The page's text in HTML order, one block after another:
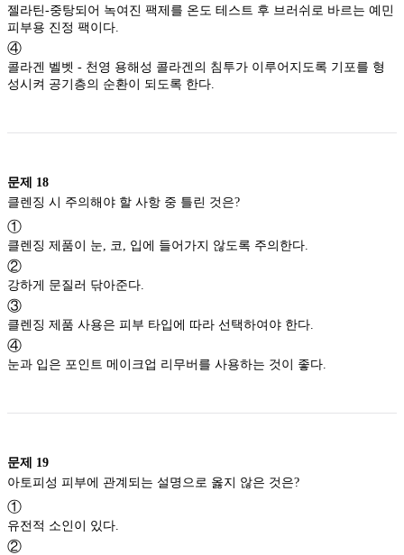
젤라틴-중탕되어 녹여진 팩제를 온도 테스트 후 브러쉬로 바르는 예민
피부용 진정 팩이다.
④
콜라겐 벨벳 - 천영 용해성 콜라겐의 침투가 이루어지도록 기포를 형
성시켜 공기층의 순환이 되도록 한다.
문제 18
①
클렌징 제품이 눈, 코, 입에 들어가지 않도록 주의한다.
②
강하게 문질러 닦아준다.
③
클렌징 제품 사용은 피부 타입에 따라 선택하여야 한다.
④
눈과 입은 포인트 메이크업 리무버를 사용하는 것이 좋다.
문제 19
①
유전적 소인이 있다.
②